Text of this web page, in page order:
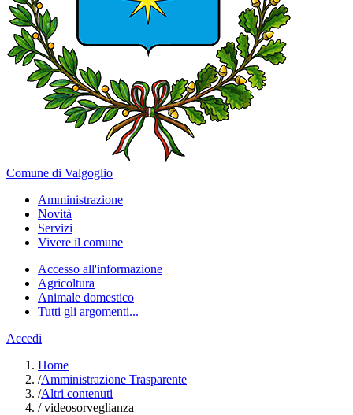
Comune di Valgoglio
Amministrazione
Novità
Servizi
Vivere il comune
Accesso all'informazione
Agricoltura
Animale domestico
Tutti gli argomenti...
Accedi
Home
/Amministrazione Trasparente
/Altri contenuti
/videosorveglianza